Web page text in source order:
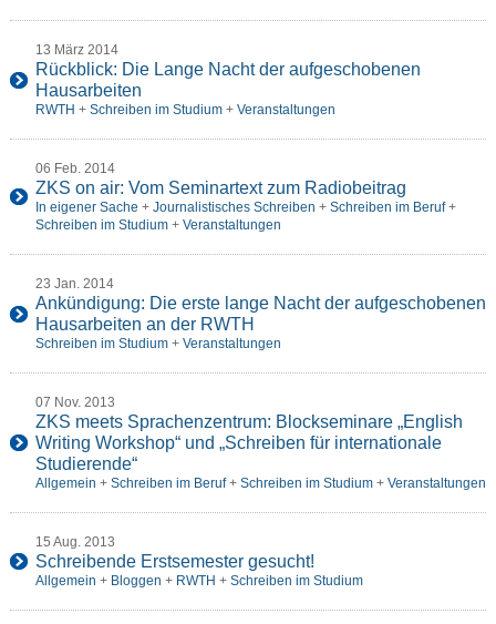
13 März 2014
Rückblick: Die Lange Nacht der aufgeschobenen
Hausarbeiten
RWTH + Schreiben im Studium+ Veranstaltungen
06 Feb. 2014
ZKS on air: Vom Seminartext zum Radiobeitrag
In eigener Sache + Journalistisches Schreiben + Schreiben im Beruf+
Schreiben im Studium+ Veranstaltungen
23 Jan. 2014
Ankündigung: Die erste lange Nacht der aufgeschobenen
Hausarbeiten an der RWTH
Schreiben im Studium+ Veranstaltungen
07 Nov. 2013
ZKS meets Sprachenzentrum: Blockseminare „English
Writing Workshop“ und „Schreiben für internationale
Studierende“
Allgemein + Schreiben im Beruf+ Schreiben im Studium+ Veranstaltungen
15 Aug. 2013
Schreibende Erstsemester gesucht!
Allgemein + Bloggen + RWTH + Schreiben im Studium